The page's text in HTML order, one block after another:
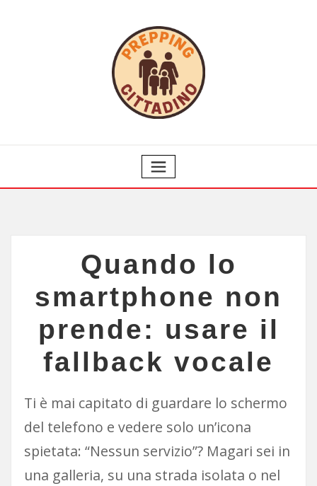
Quando lo
smartphone non
prende: usare il
fallback vocale
Ti è mai capitato di guardare lo schermo
del telefono e vedere solo un’icona
spietata: “Nessun servizio”? Magari sei in
una galleria, su una strada isolata o nel